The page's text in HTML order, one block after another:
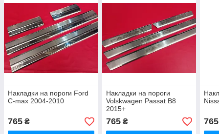
Накладки на пороги Ford
C-max 2004-2010
765 ₴
Накладки на пороги
Volskwagen Passat B8
2015+
765₴ 765